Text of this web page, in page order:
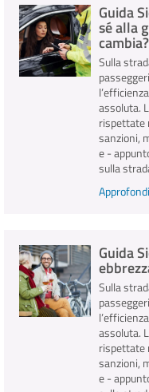
Guida
sé alla
cambia?
Sulla
assoluta.
rispettate
sanzioni,
e -
sulla
Guida
Sulla
assoluta.
rispettate
sanzioni,
e -